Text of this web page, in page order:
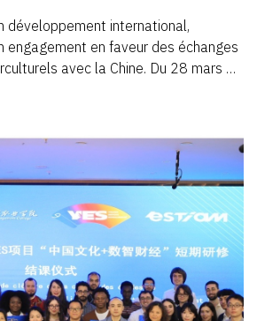
développement international,
engagement en faveur des échanges
avec la Chine. Du 28 mars